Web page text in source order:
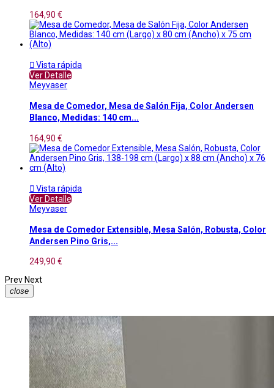
164,90 €
 Vista rápida
Ver Detalle
Meyvaser
Mesa de Comedor, Mesa de Salón Fija, Color Andersen
Blanco, Medidas: 140 cm...
164,90 €
 Vista rápida
Ver Detalle
Meyvaser
Mesa de Comedor Extensible, Mesa Salón, Robusta, Color
Andersen Pino Gris,...
249,90 €
Prev Next
close